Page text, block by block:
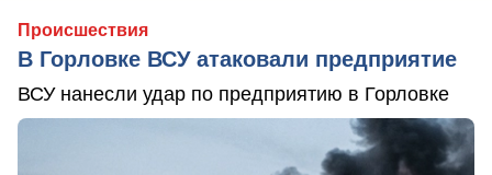
Происшествия
В Горловке ВСУ атаковали предприятие
ВСУ нанесли удар по предприятию в Горловке